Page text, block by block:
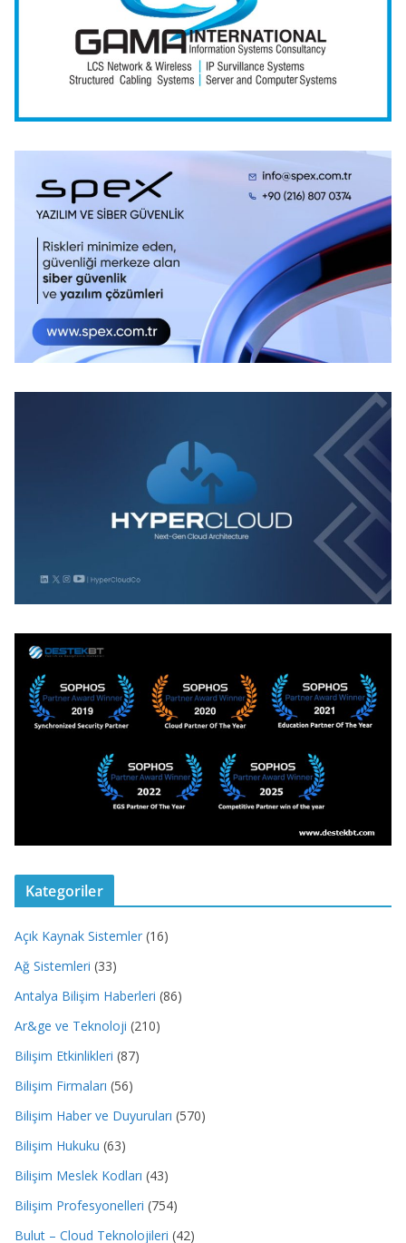
Kategoriler
Açık Kaynak Sistemler (16)
Ağ Sistemleri (33)
Antalya Bilişim Haberleri (86)
Ar&ge ve Teknoloji (210)
Bilişim Etkinlikleri (87)
Bilişim Firmaları (56)
Bilişim Haber ve Duyuruları (570)
Bilişim Hukuku (63)
Bilişim Meslek Kodları (43)
Bilişim Profesyonelleri (754)
Bulut – Cloud Teknolojileri (42)